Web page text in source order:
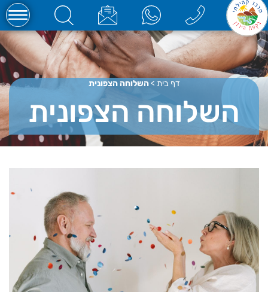
דף בית > השלוחה הצפונית
השלוחה הצפונית